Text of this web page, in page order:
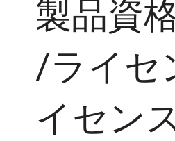
製品資
/ライセ
イセン